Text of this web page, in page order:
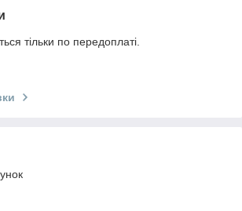
тільки по передоплаті.